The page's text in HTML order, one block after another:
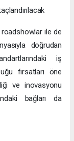
ile de
doğrudan
iş
fırsatları öne
ve inovasyonu
bağları da